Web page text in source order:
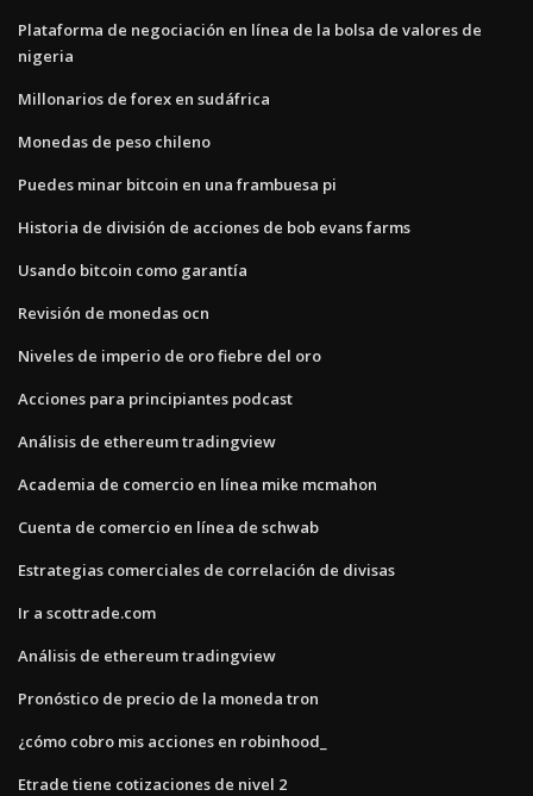
Plataforma de negociación en línea de la bolsa de valores de
nigeria
Millonarios de forex en sudáfrica
Monedas de peso chileno
Puedes minar bitcoin en una frambuesa pi
Historia de división de acciones de bob evans farms
Usando bitcoin como garantía
Revisión de monedas ocn
Niveles de imperio de oro fiebre del oro
Acciones para principiantes podcast
Análisis de ethereum tradingview
Academia de comercio en línea mike mcmahon
Cuenta de comercio en línea de schwab
Estrategias comerciales de correlación de divisas
Ir a scottrade.com
Análisis de ethereum tradingview
Pronóstico de precio de la moneda tron
¿cómo cobro mis acciones en robinhood_
Etrade tiene cotizaciones de nivel 2